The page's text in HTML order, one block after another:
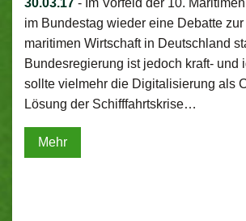
30.03.17 - Im Vorfeld der 10.
im Bundestag wieder eine Debatte
maritimen Wirtschaft in Deutschland
Bundesregierung ist jedoch kraft- und
sollte vielmehr die Digitalisierung als
Lösung der Schifffahrtskrise…
Mehr